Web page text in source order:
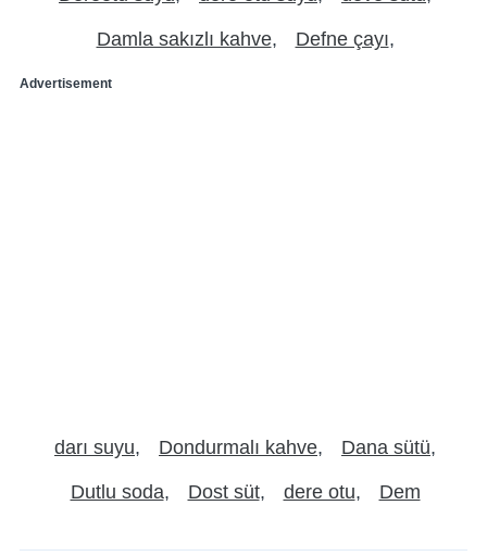
Damla sakızlı kahve Defne çayı
Advertisement
darı suyu Dondurmalı kahve Dana sütü
Dutlu soda Dost süt dere otu Dem